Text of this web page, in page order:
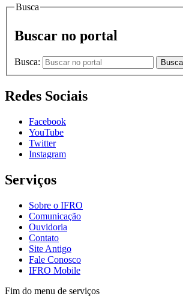
Busca
Buscar no portal
Busca:
Redes Sociais
Facebook
YouTube
Twitter
Instagram
Serviços
Sobre o IFRO
Comunicação
Ouvidoria
Contato
Site Antigo
Fale Conosco
IFRO Mobile
Fim do menu de serviços